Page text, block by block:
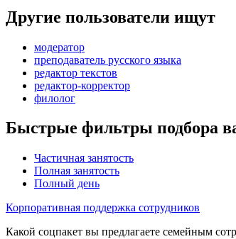
Другие пользователи ищут
модератор
преподаватель русского языка
редактор текстов
редактор-корректор
филолог
Быстрые фильтры подбора
Частичная занятость
Полная занятость
Полный день
Корпоративная поддержка сотрудников
Какой соцпакет вы предлагаете семейным